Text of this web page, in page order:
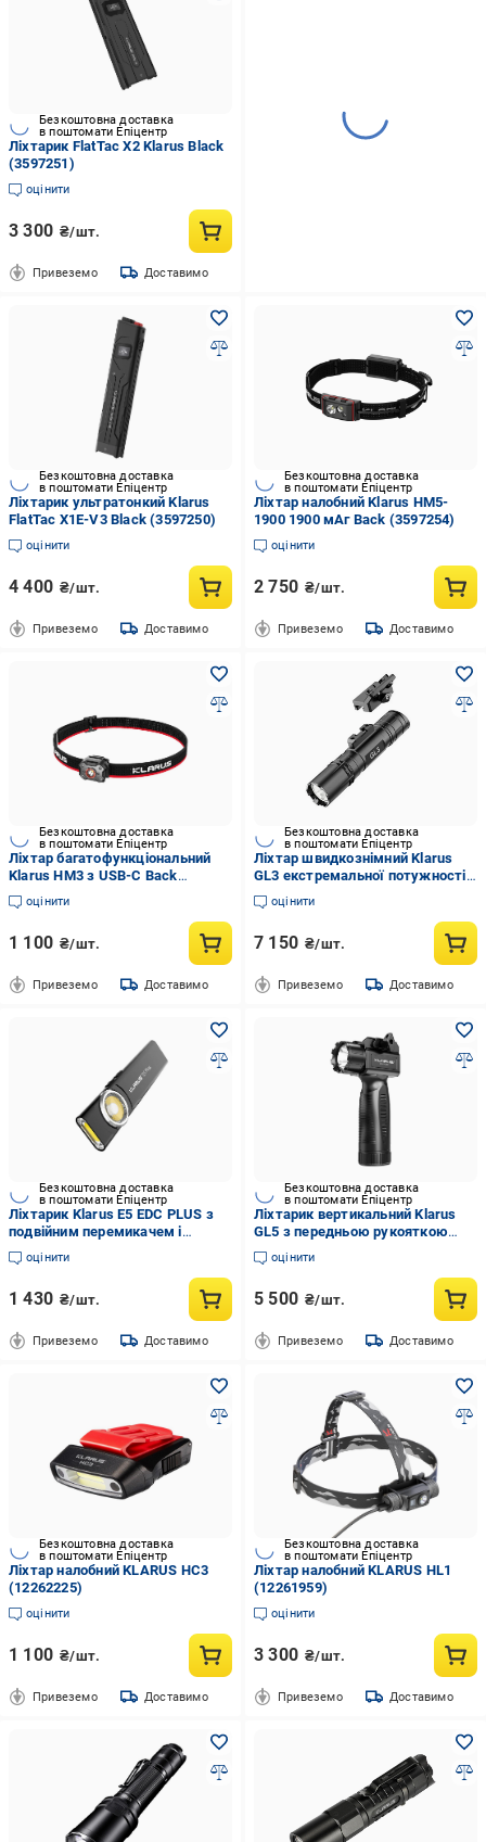
Безкоштовна доставка
в поштомати Епіцентр
Ліхтарик FlatTac X2 Klarus Black
(3597251)
оцінити
3 300 ₴/шт.
Привеземо Доставимо
Безкоштовна доставка
в поштомати Епіцентр
Ліхтарик ультратонкий Klarus
FlatTac X1E-V3 Black (3597250)
оцінити
4 400 ₴/шт.
Привеземо Доставимо
Безкоштовна доставка
в поштомати Епіцентр
Ліхтар налобний Klarus HM5-
1900 1900 мАг Back (3597254)
оцінити
2 750 ₴/шт.
Привеземо Доставимо
Безкоштовна доставка
в поштомати Епіцентр
Ліхтар багатофункціональний
Klarus HM3 з USB-C Back
(3597257)
оцінити
1 100 ₴/шт.
Привеземо Доставимо
Безкоштовна доставка
в поштомати Епіцентр
Ліхтар швидкознімний Klarus
GL3 екстремальної потужності
Black (3597238)
оцінити
7 150 ₴/шт.
Привеземо Доставимо
Безкоштовна доставка
в поштомати Епіцентр
Ліхтарик Klarus E5 EDC PLUS з
подвійним перемикачем і
потрійним освітленням Black
(3597247)
оцінити
1 430 ₴/шт.
Привеземо Доставимо
Безкоштовна доставка
в поштомати Епіцентр
Ліхтарик вертикальний Klarus
GL5 з передньою рукояткою
Black (3597241)
оцінити
5 500 ₴/шт.
Привеземо Доставимо
Безкоштовна доставка
в поштомати Епіцентр
Ліхтар налобний KLARUS HС3
(12262225)
оцінити
1 100 ₴/шт.
Привеземо Доставимо
Безкоштовна доставка
в поштомати Епіцентр
Ліхтар налобний KLARUS HL1
(12261959)
оцінити
3 300 ₴/шт.
Привеземо Доставимо